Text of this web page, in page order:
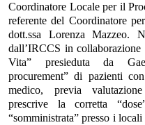
Coordinatore Locale per il
referente del Coordinatore
dott.ssa Lorenza Mazzeo.
dall’IRCCS in collaborazione
Vita” presieduta da
procurement” di pazienti
medico, previa
prescrive la corretta
“somministrata” presso i